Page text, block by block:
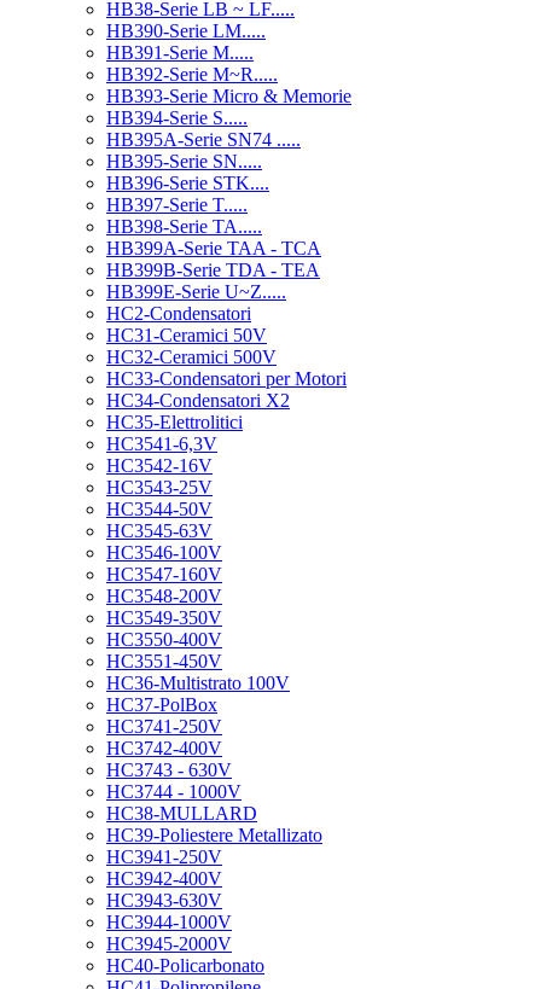
HB38-Serie LB ~ LF.....
HB390-Serie LM.....
HB391-Serie M.....
HB392-Serie M~R.....
HB393-Serie Micro & Memorie
HB394-Serie S.....
HB395A-Serie SN74 .....
HB395-Serie SN.....
HB396-Serie STK....
HB397-Serie T.....
HB398-Serie TA.....
HB399A-Serie TAA - TCA
HB399B-Serie TDA - TEA
HB399E-Serie U~Z.....
HC2-Condensatori
HC31-Ceramici 50V
HC32-Ceramici 500V
HC33-Condensatori per Motori
HC34-Condensatori X2
HC35-Elettrolitici
HC3541-6,3V
HC3542-16V
HC3543-25V
HC3544-50V
HC3545-63V
HC3546-100V
HC3547-160V
HC3548-200V
HC3549-350V
HC3550-400V
HC3551-450V
HC36-Multistrato 100V
HC37-PolBox
HC3741-250V
HC3742-400V
HC3743 - 630V
HC3744 - 1000V
HC38-MULLARD
HC39-Poliestere Metallizato
HC3941-250V
HC3942-400V
HC3943-630V
HC3944-1000V
HC3945-2000V
HC40-Policarbonato